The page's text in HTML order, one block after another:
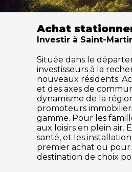
Achat
Investir à Saint-
Située dans le
investisseurs à la
nouveaux résidents.
et des axes de
dynamisme de la
promoteurs
gamme. Pour les
aux loisirs en plein air.
santé, et les
premier achat ou pour
destination de choix